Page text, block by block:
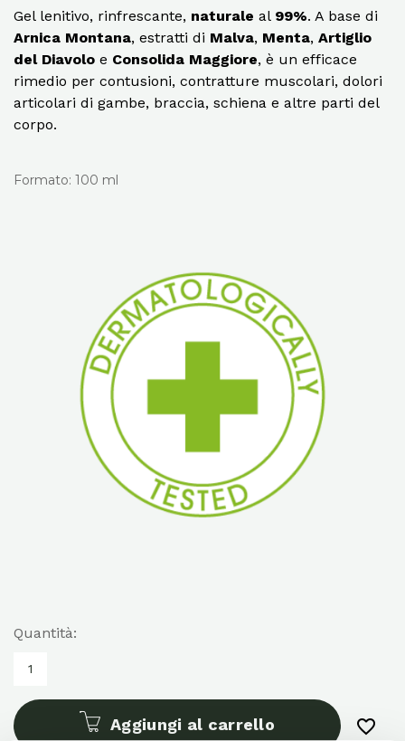
Gel lenitivo, rinfrescante, naturale al 99%. A base di
Arnica Montana, estratti di Malva, Menta, Artiglio
del Diavolo e Consolida Maggiore, è un efficace
rimedio per contusioni, contratture muscolari, dolori
articolari di gambe, braccia, schiena e altre parti del
corpo.
Formato: 100 ml
Quantità:
Aggiungi al carrello 